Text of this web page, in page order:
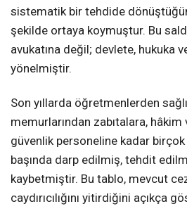
sistematik bir tehdide
şekilde ortaya koymuştur. Bu
avukatına değil; devlete, hukuka
yönelmiştir.
Son yıllarda öğretmenlerden
memurlarından zabıtalara,
güvenlik personeline kadar
başında darp edilmiş, tehdit
kaybetmiştir. Bu tablo, mevcut
caydırıcılığını yitirdiğini açıkça